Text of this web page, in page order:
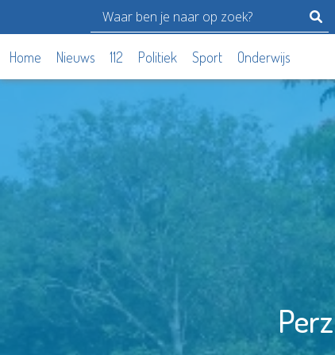
Home Nieuws 112 Politiek Sport Onderwijs